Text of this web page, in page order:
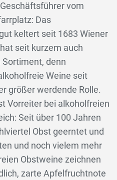
vom
Das
keltert seit 1683 Wiener
seit kurzem auch
denn
Weine seit
größer werdende Rolle.
Vorreiter bei alkoholfreien
Seit über 100 Jahren
Obst geerntet und
und noch vielem mehr
Obstweine zeichnen
zarte Apfelfruchtnote